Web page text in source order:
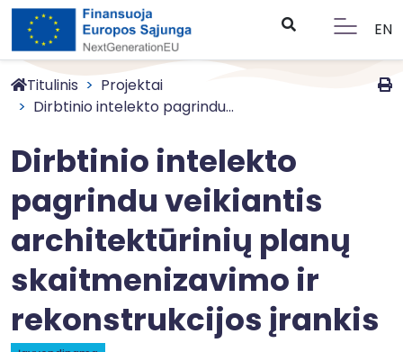
EN
Titulinis
Projektai
Dirbtinio intelekto pagrindu...
Dirbtinio intelekto
pagrindu veikiantis
architektūrinių planų
skaitmenizavimo ir
rekonstrukcijos įrankis